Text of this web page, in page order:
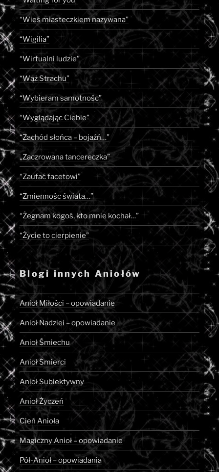
“Wieś miasteczkiem nazywana”
“Wigilia”
“Wirtualni ludzie”
“Wąż Strachu”
“Wybieram samotnośc”
“Wyglądając Ciebie”
“Zachód słońca – bojaźń…”
„Zaczrowana tancereczka”
“Zaufać facetowi”
“Zmiennośc świata…”
“Żegnam kogoś, kto mnie kochał…”
“Życie to cierpienie”
Blogi innych Aniołów
Anioł Miłości – opowiadanie
Anioł Nadziei – opowiadanie
Anioł Śmiechu
Anioł Śmierci
Anioł Subiektywny
Anioł Życzeń
Cień Anioła
Magiczny Anioł – opowiadanie
Pół-Anioł – opowiadania